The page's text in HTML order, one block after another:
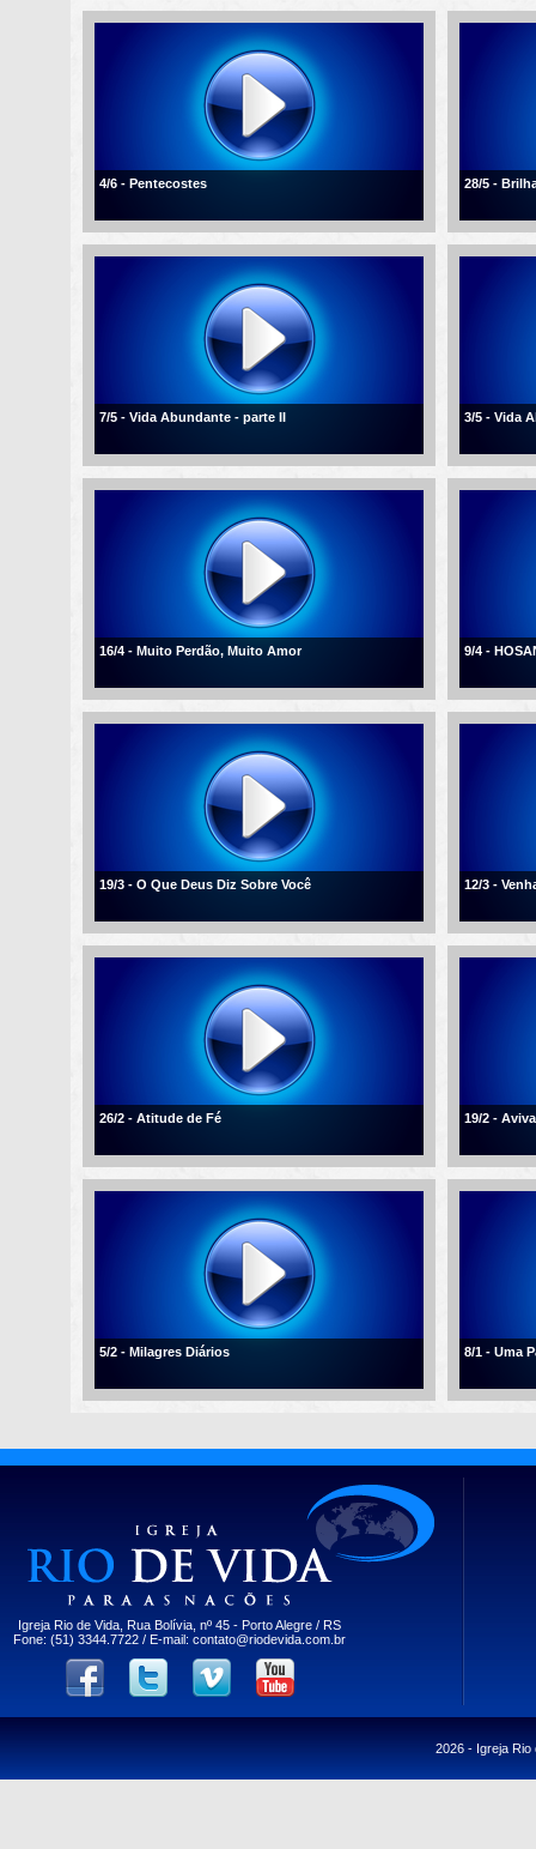
4/6 - Pentecostes 28/5 -
7/5 - Vida Abundante - parte II 3/5 - Vida
16/4 - Muito Perdão, Muito Amor 9/4 -
19/3 - O Que Deus Diz Sobre Você 12/3 -
26/2 - Atitude de Fé 19/2 -
5/2 - Milagres Diários 8/1 - Uma
Igreja Rio de Vida, Rua Bolívia, nº 45 - Porto Alegre / RS
Fone: (51) 3344.7722 / E-mail:contato@riodevida.com.br
2026 - Igreja Rio